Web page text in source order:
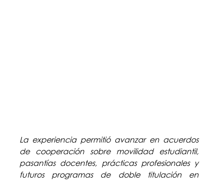
La experiencia permitió avanzar en acuerdos
de cooperación sobre movilidad estudiantil,
pasantías docentes, prácticas profesionales y
futuros programas de doble titulación en